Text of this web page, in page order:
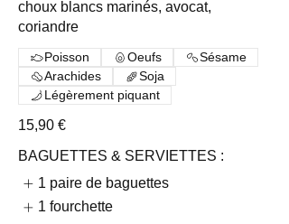
choux blancs marinés, avocat,
coriandre
15,90 €
Poisson Oeufs
Sésame
Arachides
Soja
Légèrement piquant
BAGUETTES & SERVIETTES :
1 paire de baguettes
1 fourchette